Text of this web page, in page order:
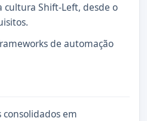
Shift-Left, desde o
de automação
consolidados em